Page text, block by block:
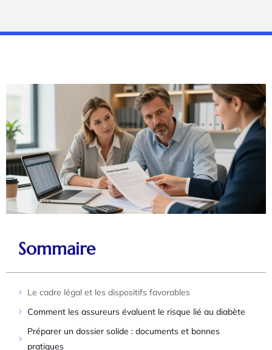
Sommaire
Le cadre légal et les dispositifs favorables
Comment les assureurs évaluent le risque lié au diabète
Préparer un dossier solide : documents et bonnes
pratiques